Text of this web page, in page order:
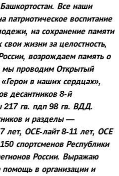
Все наши
патриотическое воспитание
на сохранение памяти
жизни за целостность,
возрождаем память о
мы проводим Открытый
в наших сердцах»,
десантников 8-й
217 гв. пдп 98 гв. ВДД.
и разделы —
лет, ОСЕ-лайт 8-11 лет, ОСЕ
спортсменов Республики
России. Выражаю
помощь в организации и